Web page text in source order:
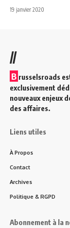
19 janvier 2020
//
B russelsroads
exclusivement
nouveaux enjeux
des affaires.
Liens utiles
À Propos
Contact
Archives
Politique & RGPD
Abonnement à la